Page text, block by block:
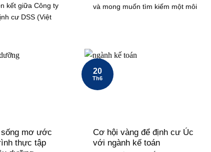
kết giữa Công ty
cư DSS (Việt
và mong muốn tìm kiếm một môi
sống mơ ước
thực tập
Cơ hội vàng để định cư Úc
với ngành kế toán
20
Th6